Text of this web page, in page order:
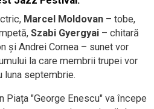
Marcel Moldovan – tobe,
Szabi Gyergyai – chitară
şi Andrei Cornea – sunet vor
la care membrii trupei vor
luna septembrie.
Piața "George Enescu" va începe